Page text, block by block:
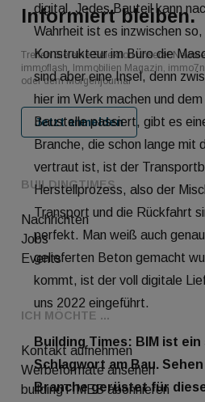
digital. Jedes Bauteil kann
Wahrheit ist es inzwischen
Konstrukteur im Büro die
sind aber eine Insel, denn
hier im Werk machen und
Baustelle passiert, gibt es
Branche, die schon lange mit
vertraut ist, ist der
Herstellprozess, also der
Transport und die Rückfahrt
perfekt. Man weiß auch
gelieferten Beton gemacht
kommt, ist der voll digitale
uns 2022 eingeführt.
Building Times: BIM ist
Schlagwort am Bau.
Branche gerüstet für
BUILDINGTIMES
Nachrichten
Jobs
Events
ICH MÖCHTE ...
Kontakt aufnehmen
Werbeformate ansehen
buildingTIMES abonnieren
Informiert bleiben.
Treffen Sie eine Selektion unserer
immoflash, Immobilien Magazin,
oder dem Morgenjournal
Jetzt anmelden